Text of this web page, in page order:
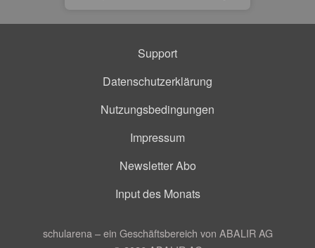
Support
Datenschutzerklärung
Nutzungsbedingungen
Impressum
Newsletter Abo
Input des Monats
schularena – ein Geschäftsbereich von ABALIR AG